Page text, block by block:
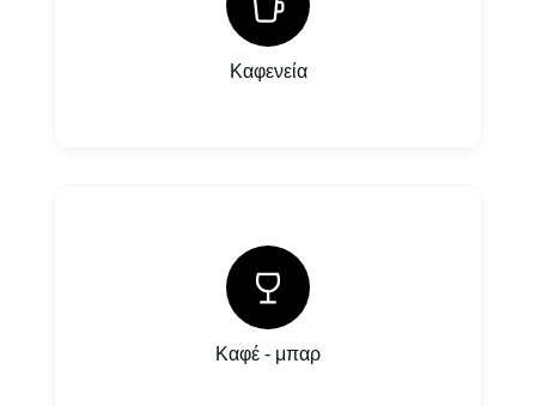
Καφενεία
Καφέ - μπαρ